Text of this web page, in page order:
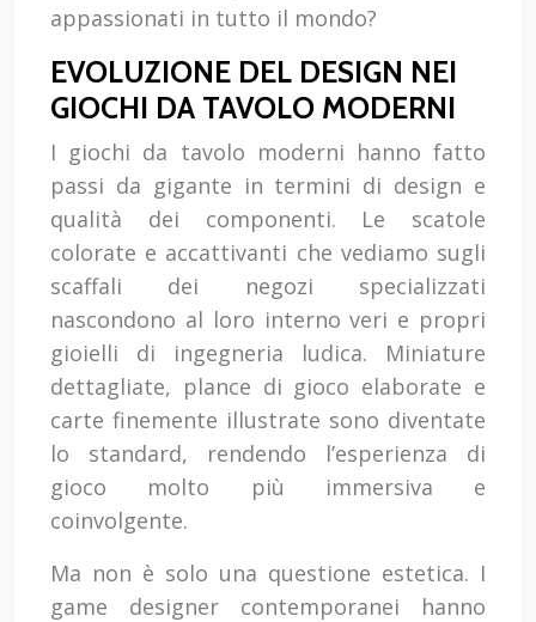
appassionati in tutto il mondo?
EVOLUZIONE DEL DESIGN NEI
GIOCHI DA TAVOLO MODERNI
I giochi da tavolo moderni hanno fatto
passi da gigante in termini di design e
qualità dei componenti. Le scatole
colorate e accattivanti che vediamo sugli
scaffali dei negozi specializzati
nascondono al loro interno veri e propri
gioielli di ingegneria ludica. Miniature
dettagliate, plance di gioco elaborate e
carte finemente illustrate sono diventate
lo standard, rendendo l’esperienza di
gioco molto più immersiva e
coinvolgente.
Ma non è solo una questione estetica. I
game designer contemporanei hanno